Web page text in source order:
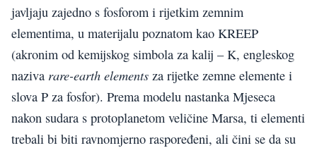
javljaju zajedno s fosforom i rijetkim zemnim
elementima, u materijalu poznatom kao KREEP
(akronim od kemijskog simbola za kalij – K, engleskog
naziva rare-earth elements za rijetke zemne elemente i
slova P za fosfor). Prema modelu nastanka Mjeseca
nakon sudara s protoplanetom veličine Marsa, ti elementi
trebali bi biti ravnomjerno raspoređeni, ali čini se da su